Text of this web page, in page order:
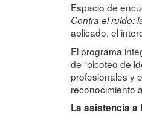
Espacio de
Contra el ruido:
aplicado, el
El programa
de “picoteo de
profesionales y
reconocimiento
La asistencia a